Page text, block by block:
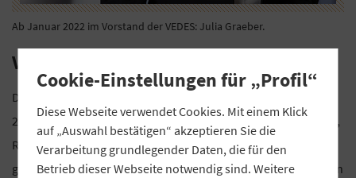
Ab Januar 2022 im Vorstand der VEDES: Julia Graeber.
VEDES erweitert Vorstand
Der Aufsichtsrat der VEDES hat Julia Graeber zum 1. Januar
2022 in den Vorstand berufen. Sie wird die Ressorts Finanzen,
Rechnungswesen, Controlling und IT verantworten. Die
gebürtige Nürnbergerin, die bereits seit 2019 im Unternehmen
Cookie-Einstellungen für „Profil“
Diese Webseite verwendet Cookies. Mit einem Klick
auf „Auswahl bestätigen“ akzeptieren Sie die
Verarbeitung grundlegender Daten, die für den
Betrieb dieser Webseite notwendig sind. Weitere